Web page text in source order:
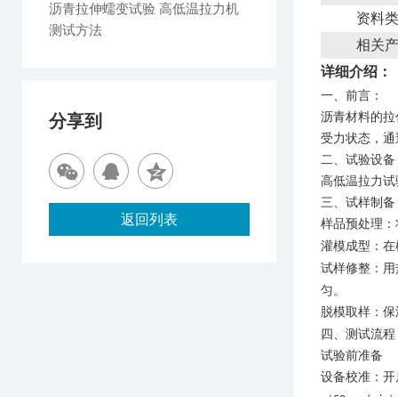
资料
相关
详细介绍：
一、 前言 ：
沥青材料的
受力状态，
二、试验设备
高低温拉力试
三、试样制备
样品预处理
灌模成型 ：
试样修整 ：
匀。
脱模取样 ：
四、 测试流程
试验前准备
设备校准 ：
沥青拉伸蠕变试验 高低温拉力机
测试方法
分享到
返回列表